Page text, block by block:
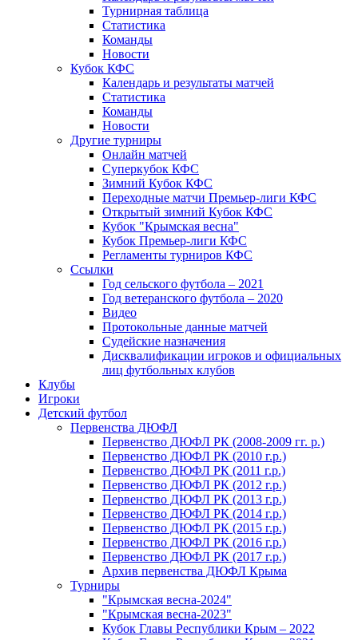
Турнирная таблица
Статистика
Команды
Новости
Кубок КФС
Календарь и результаты матчей
Статистика
Команды
Новости
Другие турниры
Онлайн матчей
Суперкубок КФС
Зимний Кубок КФС
Переходные матчи Премьер-лиги КФС
Открытый зимний Кубок КФС
Кубок "Крымская весна"
Кубок Премьер-лиги КФС
Регламенты турниров КФС
Ссылки
Год сельского футбола – 2021
Год ветеранского футбола – 2020
Видео
Протокольные данные матчей
Судейские назначения
Дисквалификации игроков и официальных
лиц футбольных клубов
Клубы
Игроки
Детский футбол
Первенства ДЮФЛ
Первенство ДЮФЛ РК (2008-2009 гг. р.)
Первенство ДЮФЛ РК (2010 г.р.)
Первенство ДЮФЛ РК (2011 г.р.)
Первенство ДЮФЛ РК (2012 г.р.)
Первенство ДЮФЛ РК (2013 г.р.)
Первенство ДЮФЛ РК (2014 г.р.)
Первенство ДЮФЛ РК (2015 г.р.)
Первенство ДЮФЛ РК (2016 г.р.)
Первенство ДЮФЛ РК (2017 г.р.)
Архив первенства ДЮФЛ Крыма
Турниры
"Крымская весна-2024"
"Крымская весна-2023"
Кубок Главы Республики Крым – 2022